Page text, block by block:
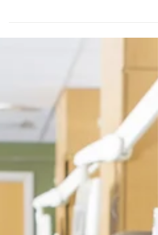
grundsätzlich gekürzt werden. Dies geschieht aber